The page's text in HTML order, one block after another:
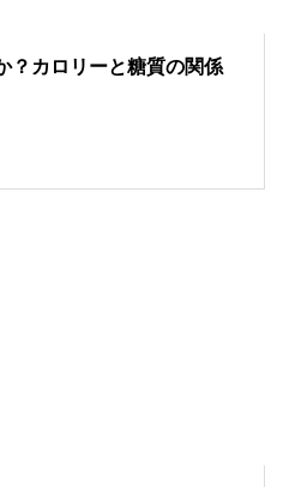
？カロリーと糖質の関係